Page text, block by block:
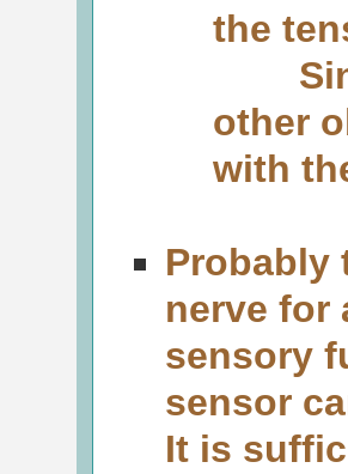
the
other
with
Probably
nerve for
sensory
sensor
It is